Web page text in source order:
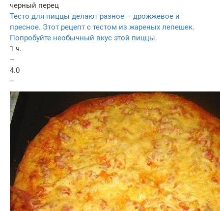
черный перец
Тесто для пиццы делают разное – дрожжевое и
пресное. Этот рецепт с тестом из жареных лепешек.
Попробуйте необычный вкус этой пиццы.
1 ч.
–
4.0
–